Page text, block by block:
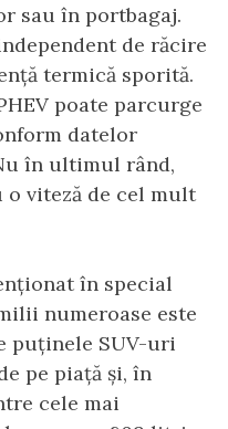
sau în portbagaj.
de răcire
termică sporită.
poate parcurge
datelor
în ultimul rând,
o viteză de cel mult
în special
numeroase este
puținele SUV-uri
pe piață și, în
cele mai